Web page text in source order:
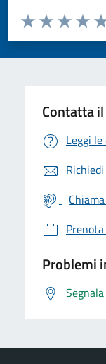
Valuta da 1 a 5 stelle
Valuta 3
Valuta 2
Valuta 1 stelle su
Contatta
Leggi
Problemi